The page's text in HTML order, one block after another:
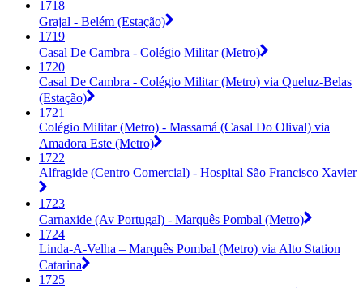
1718
Grajal - Belém (Estação)
1719
Casal De Cambra - Colégio Militar (Metro)
1720
Casal De Cambra - Colégio Militar (Metro) via Queluz-Belas
(Estação)
1721
Colégio Militar (Metro) - Massamá (Casal Do Olival) via
Amadora Este (Metro)
1722
Alfragide (Centro Comercial) - Hospital São Francisco Xavier
1723
Carnaxide (Av Portugal) - Marquês Pombal (Metro)
1724
Linda-A-Velha – Marquês Pombal (Metro) via Alto Station
Catarina
1725